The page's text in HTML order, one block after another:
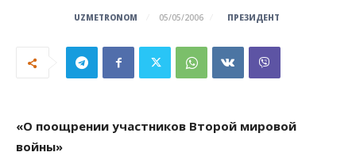
UZMETRONOM 05/05/2006 ПРЕЗИДЕНТ
«О поощрении участников Второй мировой
войны»